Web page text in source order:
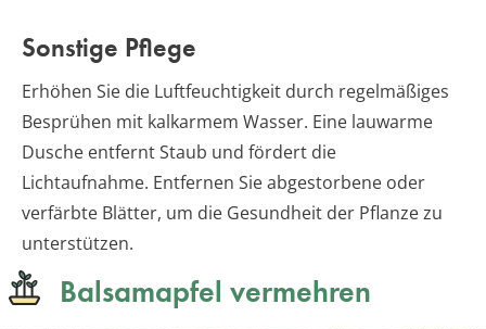
Sonstige Pflege
Erhöhen Sie die Luftfeuchtigkeit durch regelmäßiges
Besprühen mit kalkarmem Wasser. Eine lauwarme
Dusche entfernt Staub und fördert die
Lichtaufnahme. Entfernen Sie abgestorbene oder
verfärbte Blätter, um die Gesundheit der Pflanze zu
unterstützen.
Balsamapfel vermehren